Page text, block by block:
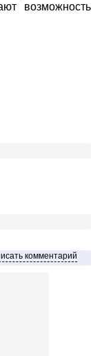
возможность
комментарий